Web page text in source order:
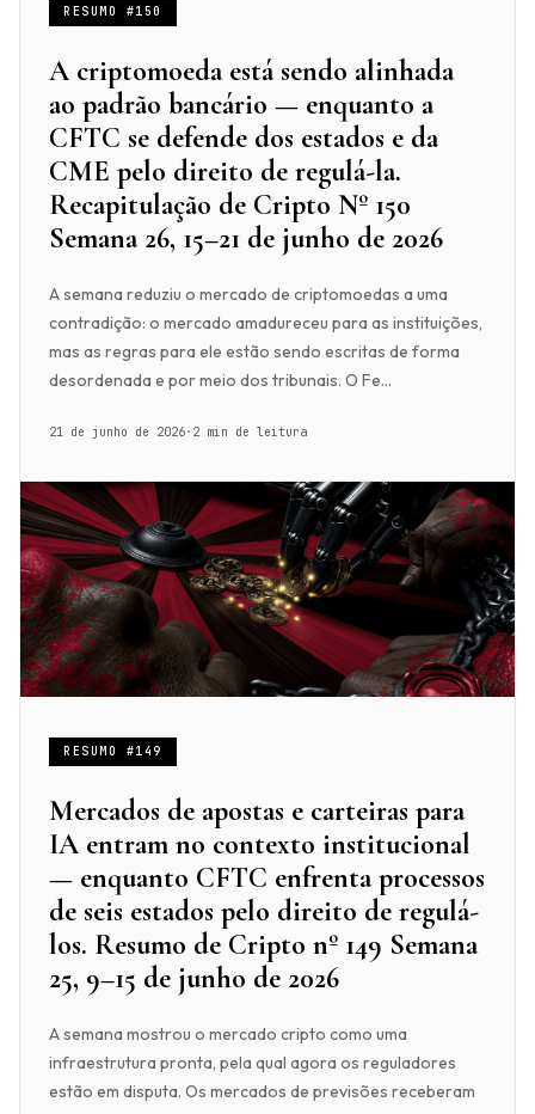
RESUMO #150
A criptomoeda está sendo alinhada
ao padrão bancário — enquanto a
CFTC se defende dos estados e da
CME pelo direito de regulá-la.
Recapitulação de Cripto Nº 150
Semana 26, 15–21 de junho de 2026
A semana reduziu o mercado de criptomoedas a uma
contradição: o mercado amadureceu para as instituições,
mas as regras para ele estão sendo escritas de forma
desordenada e por meio dos tribunais. O Fe...
21 de junho de 2026· 2 min de leitura
RESUMO #149
Mercados de apostas e carteiras para
IA entram no contexto institucional
— enquanto CFTC enfrenta processos
de seis estados pelo direito de regulá-
los. Resumo de Cripto nº 149 Semana
25, 9–15 de junho de 2026
A semana mostrou o mercado cripto como uma
infraestrutura pronta, pela qual agora os reguladores
estão em disputa. Os mercados de previsões receberam